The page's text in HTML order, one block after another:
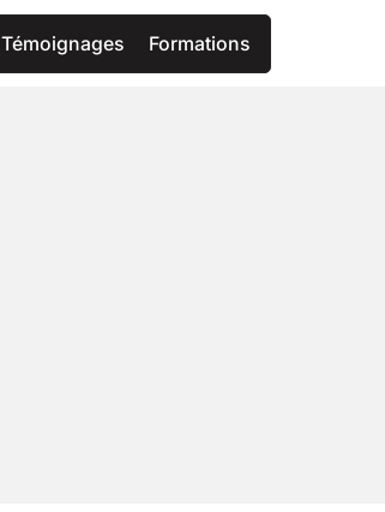
Témoignages Formations